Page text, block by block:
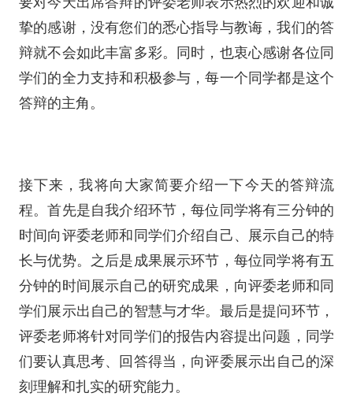
挚的感谢，没有您们的悉心指导与教诲，我们的答
辩就不会如此丰富多彩。同时，也衷心感谢各位同
学们的全力支持和积极参与，每一个同学都是这个
答辩的主角。
接下来，我将向大家简要介绍一下今天的答辩流
程。首先是自我介绍环节，每位同学将有三分钟的
时间向评委老师和同学们介绍自己、展示自己的特
长与优势。之后是成果展示环节，每位同学将有五
分钟的时间展示自己的研究成果，向评委老师和同
学们展示出自己的智慧与才华。最后是提问环节，
评委老师将针对同学们的报告内容提出问题，同学
们要认真思考、回答得当，向评委展示出自己的深
刻理解和扎实的研究能力。